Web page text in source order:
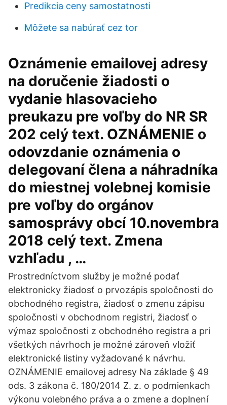
Predikcia ceny samostatnosti
Môžete sa nabúrať cez tor
Oznámenie emailovej adresy
na doručenie žiadosti o
vydanie hlasovacieho
preukazu pre voľby do NR SR
202 celý text. OZNÁMENIE o
odovzdanie oznámenia o
delegovaní člena a náhradníka
do miestnej volebnej komisie
pre voľby do orgánov
samosprávy obcí 10.novembra
2018 celý text. Zmena
vzhľadu , …
Prostredníctvom služby je možné podať
elektronicky žiadosť o prvozápis spoločnosti do
obchodného registra, žiadosť o zmenu zápisu
spoločnosti v obchodnom registri, žiadosť o
výmaz spoločnosti z obchodného registra a pri
všetkých návrhoch je možné zároveň vložiť
elektronické listiny vyžadované k návrhu.
OZNÁMENIE emailovej adresy Na základe § 49
ods. 3 zákona č. 180/2014 Z. z. o podmienkach
výkonu volebného práva a o zmene a doplnení